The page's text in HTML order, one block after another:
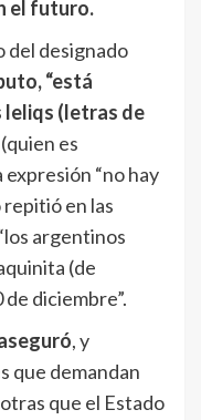
el futuro.
del designado
“está
leliqs (letras de
es
“no hay
en las
argentinos
(de
diciembre”.
, y
que demandan
que el Estado